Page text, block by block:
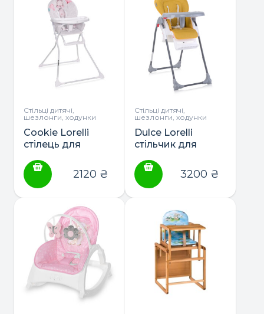
Стільці дитячі,
шезлонги, ходунки
Cookie Lorelli
стілець для
2120 ₴
Стільці дитячі,
шезлонги, ходунки
Dulce Lorelli
стільчик для
3200 ₴